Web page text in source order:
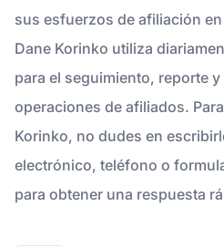
sus esfuerzos de afiliación
Dane Korinko utiliza
para el seguimiento, reporte y
operaciones de afiliados.
Korinko, no dudes en
electrónico, teléfono o
para obtener una respuesta